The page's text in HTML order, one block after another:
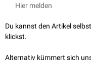
Hier melden
Du kannst den Artikel
klickst.
Alternativ kümmert sich